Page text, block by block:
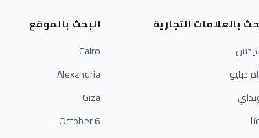
بالعلامات التجارية
دبليو
البحث بالموقع
Cairo
Alexandria
Giza
6 October